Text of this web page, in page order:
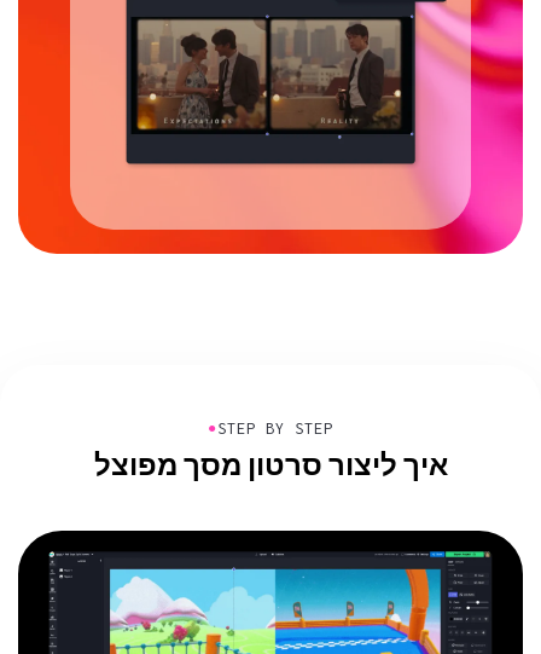
●STEP BY STEP
איך ליצור סרטון מסך מפוצל